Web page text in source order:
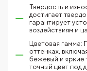
Твердость и
достигает
гарантирует
воздействиям и
Цветовая гамма:
оттенках,
бежевый и яркие
точный цвет под